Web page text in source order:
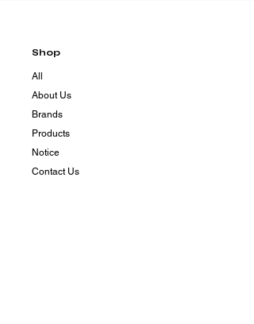
Shop
All
About Us
Brands
Products
Notice
Contact Us